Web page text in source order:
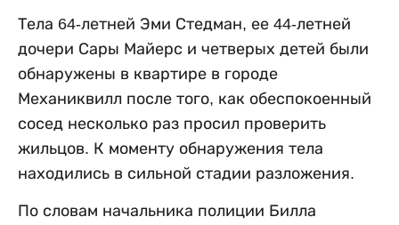
Тела 64-летней Эми Стедман, ее 44-летней
дочери Сары Майерс и четверых детей были
обнаружены в квартире в городе
Механиквилл после того, как обеспокоенный
сосед несколько раз просил проверить
жильцов. К моменту обнаружения тела
находились в сильной стадии разложения.
По словам начальника полиции Билла